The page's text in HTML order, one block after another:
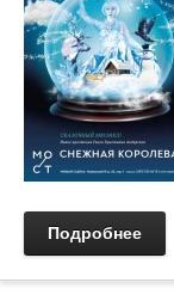
Подробнее